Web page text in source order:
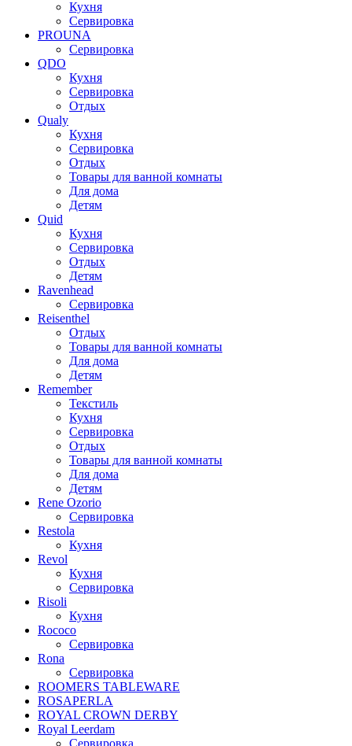
Кухня
Сервировка
PROUNA
Сервировка
QDO
Кухня
Сервировка
Отдых
Qualy
Кухня
Сервировка
Отдых
Товары для ванной комнаты
Для дома
Детям
Quid
Кухня
Сервировка
Отдых
Детям
Ravenhead
Сервировка
Reisenthel
Отдых
Товары для ванной комнаты
Для дома
Детям
Remember
Текстиль
Кухня
Сервировка
Отдых
Товары для ванной комнаты
Для дома
Детям
Rene Ozorio
Сервировка
Restola
Кухня
Revol
Кухня
Сервировка
Risoli
Кухня
Rococo
Сервировка
Rona
Сервировка
ROOMERS TABLEWARE
ROSAPERLA
ROYAL CROWN DERBY
Royal Leerdam